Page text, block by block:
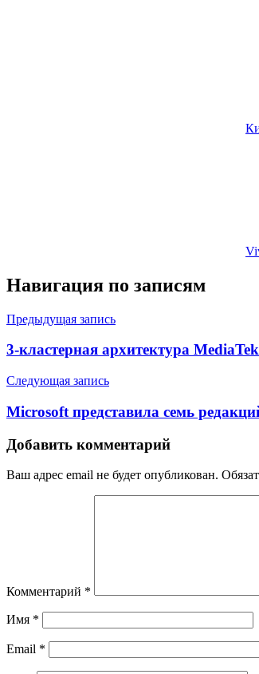
Навигация по записям
Предыдущая запись
3-кластерная архитектура
Следующая запись
Microsoft представила семь
Добавить комментарий
Ваш адрес email не будет опубликован.
Комментарий *
Имя *
Email *